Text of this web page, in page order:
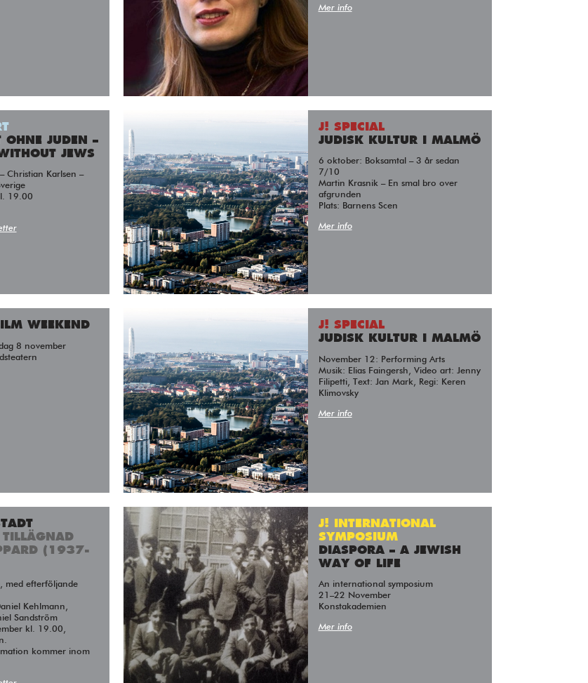
Mer info
OHNE JUDEN –
JEWS
19.00
J! SPECIAL
JUDISK KULTUR I MALMÖ
6 oktober: Boksamtal – 3 år sedan
7/10
Martin Krasnik – En smal bro over
afgrunden
Plats: Barnens Scen
Mer info
WEEKEND
8 november
J! SPECIAL
JUDISK KULTUR I MALMÖ
November 12: Performing Arts
Musik: Elias Faingersh, Video art: Jenny
Filipetti, Text: Jan Mark, Regi: Keren
Klimovsky
Mer info
TILLÄGNAD
(1937-
Kehlmann,
Sandström
kl. 19.00,
kommer inom
J! INTERNATIONAL
SYMPOSIUM
DIASPORA – A JEWISH
WAY OF LIFE
An international symposium
21–22 November
Konstakademien
Mer info